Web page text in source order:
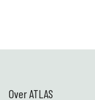
Over ATLAS